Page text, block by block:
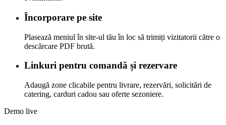
Încorporare pe site
Plasează meniul în site-ul tău în loc să trimiți vizitatorii către o
descărcare PDF brută.
Linkuri pentru comandă și rezervare
Adaugă zone clicabile pentru livrare, rezervări, solicitări de
catering, carduri cadou sau oferte sezoniere.
Demo live